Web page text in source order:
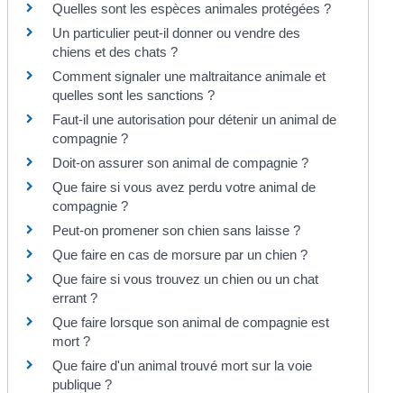
Quelles sont les espèces animales protégées ?
Un particulier peut-il donner ou vendre des
chiens et des chats ?
Comment signaler une maltraitance animale et
quelles sont les sanctions ?
Faut-il une autorisation pour détenir un animal de
compagnie ?
Doit-on assurer son animal de compagnie ?
Que faire si vous avez perdu votre animal de
compagnie ?
Peut-on promener son chien sans laisse ?
Que faire en cas de morsure par un chien ?
Que faire si vous trouvez un chien ou un chat
errant ?
Que faire lorsque son animal de compagnie est
mort ?
Que faire d'un animal trouvé mort sur la voie
publique ?